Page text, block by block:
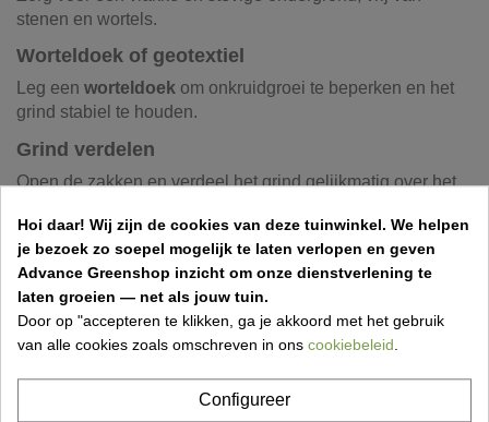
stenen en wortels.
Worteldoek of geotextiel
Leg een worteldoek om onkruidgroei te beperken en het
grind stabiel te houden.
Grind verdelen
Open de zakken en verdeel het grind gelijkmatig over het
Siergrind in zakken bestellen bij Advance
Greenshop
van hoge kwaliteit. De zakken zijn handig, schoon
en ideaal voor kleinere tuinprojecten of decoratieve
Hoi daar! Wij zijn de cookies van deze tuinwinkel. We helpen
je bezoek zo soepel mogelijk te laten verlopen en geven
Advance Greenshop inzicht om onze dienstverlening te
laten groeien — net als jouw tuin.
Door op "accepteren te klikken, ga je akkoord met het gebruik
van alle cookies zoals omschreven in ons cookiebeleid
Configureer